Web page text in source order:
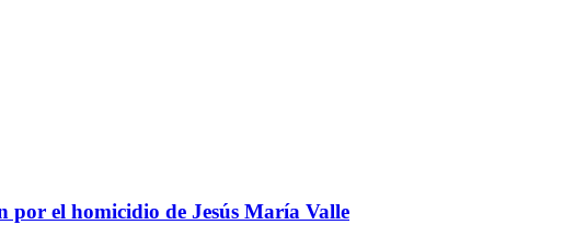
por el homicidio de Jesús María Valle